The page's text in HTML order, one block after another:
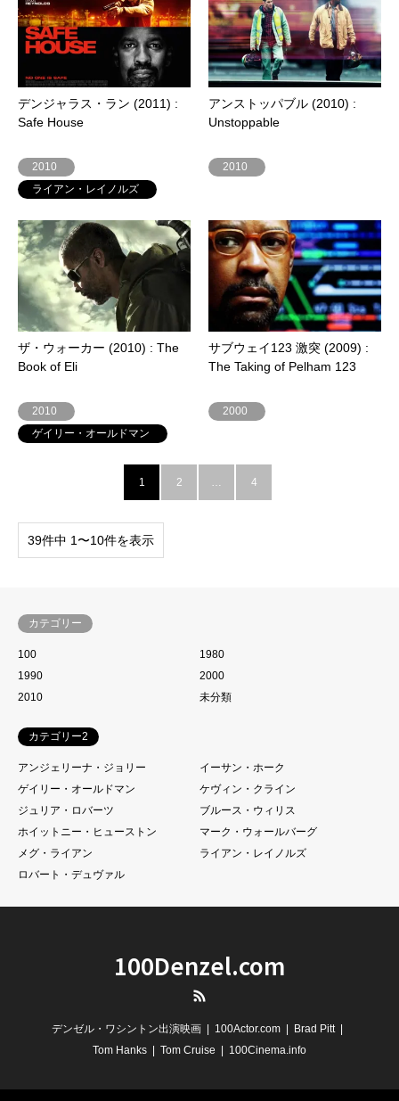
デンジャラス・ラン (2011) :
Safe House
2010
ライアン・レイノルズ
アンストッパブル (2010) :
Unstoppable
2010
ザ・ウォーカー (2010) : The
Book of Eli
2010
ゲイリー・オールドマン
サブウェイ123 激突 (2009) :
The Taking of Pelham 123
2000
1 2 … 4
39件中 1〜10件を表示
カテゴリー
100
1980
1990
2000
2010
未分類
カテゴリー2
アンジェリーナ・ジョリー
イーサン・ホーク
ゲイリー・オールドマン
ケヴィン・クライン
ジュリア・ロバーツ
ブルース・ウィリス
ホイットニー・ヒューストン
マーク・ウォールバーグ
メグ・ライアン
ライアン・レイノルズ
ロバート・デュヴァル
100Denzel.com
デンゼル・ワシントン出演映画 100Actor.com
Brad Pitt
Tom Hanks
Tom Cruise 100Cinema.info